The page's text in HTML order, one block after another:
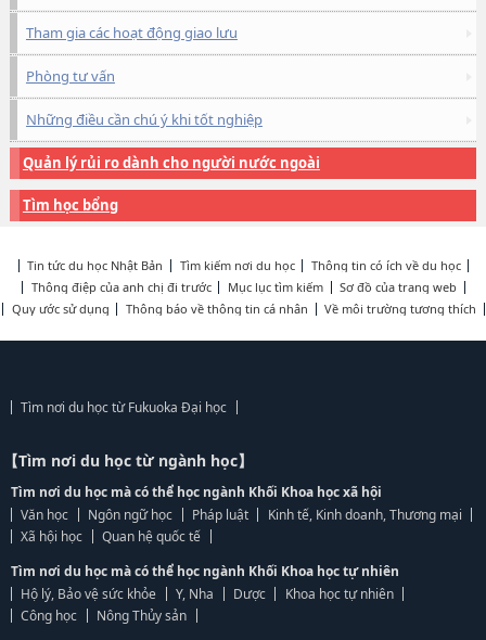
Tham gia các hoạt động giao lưu
Phòng tư vấn
Những điều cần chú ý khi tốt nghiệp
Quản lý rủi ro dành cho người nước ngoài
Tìm học bổng
Tin tức du học Nhật Bản Tìm kiếm nơi du học
Thông tin có ích về du học
Thông điệp của anh chị đi trước
Mục lục tìm kiếm
Sơ đồ của trang web
Quy ước sử dụng
Thông báo về thông tin cá nhân Về môi trường tương thích
Tìm nơi du học từ Fukuoka Đại học
【Tìm nơi du học từ ngành học】
Tìm nơi du học mà có thể học ngành Khối Khoa học xã hội
Văn học
Ngôn ngữ học Pháp luật
Kinh tế, Kinh doanh, Thương mại
Xã hội học
Quan hệ quốc tế
Tìm nơi du học mà có thể học ngành Khối Khoa học tự nhiên
Hộ lý, Bảo vệ sức khỏe
Y, Nha Dược
Khoa học tự nhiên
Công học
Nông Thủy sản